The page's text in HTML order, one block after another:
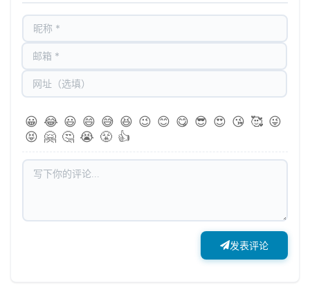
😀 😂 😃 😄 😅 😆 😉 😊 😋 😎 😍 😘 🥰 😜
😝 🤗 🤔 😭 😤 👍
发表评论